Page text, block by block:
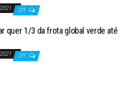
Off
quer 1/3 da frota global verde até
Off